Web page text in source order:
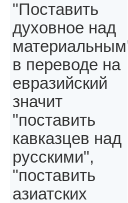
"Поставить
духовное над
материальным"
в переводе на
евразийский
значит
"поставить
кавказцев над
русскими",
"поставить
азиатских